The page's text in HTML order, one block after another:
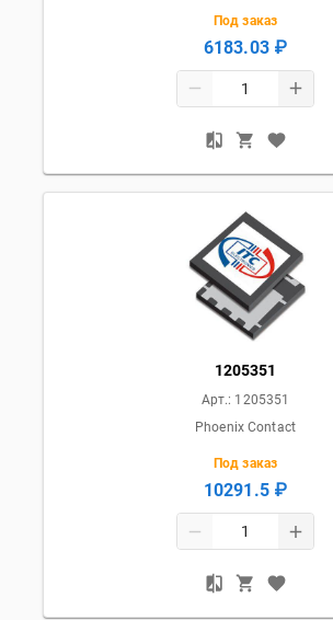
Под заказ
6183.03 ₽
1205351
Арт.: 1205351
Phoenix Contact
Под заказ
10291.5 ₽